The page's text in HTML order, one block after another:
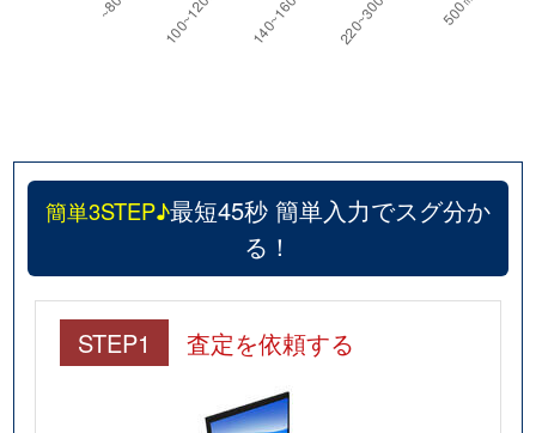
簡単3STEP♪最短45秒 簡単入力でスグ分か
る！
STEP1 査定を依頼する